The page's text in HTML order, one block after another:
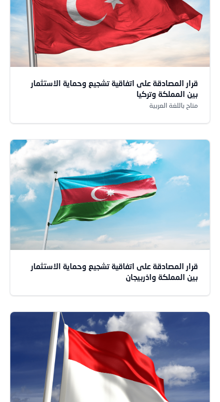
قرار المصادقة على اتفاقية تشجيع وحماية الاستثمار
بين المملكة وتركيا
متاح باللغة العربية
قرار المصادقة على اتفاقية تشجيع وحماية الاستثمار
بين المملكة واذربيجان